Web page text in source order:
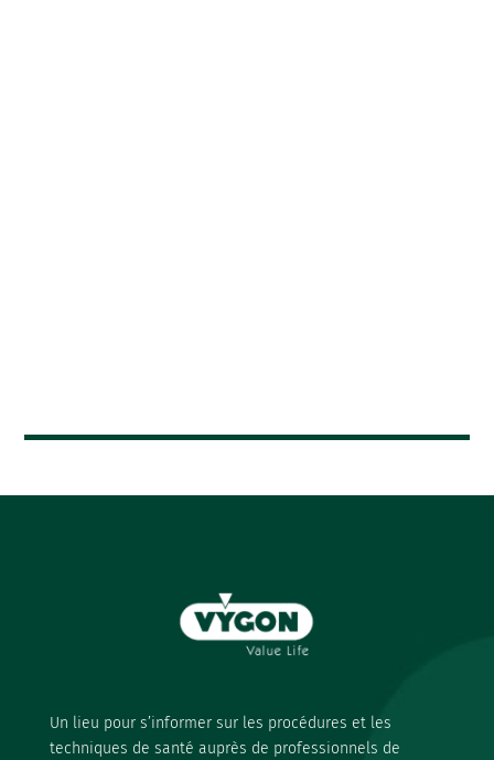
Un lieu pour s’informer sur les procédures et les
techniques de santé auprès de professionnels de